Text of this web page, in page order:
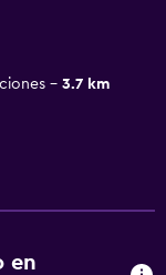
3.7 km
en